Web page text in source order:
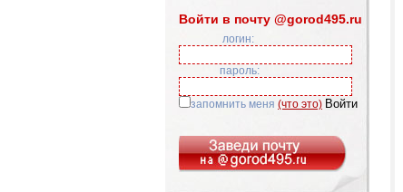
Войти в почту @gorod495.ru
логин:
пароль:
запомнить меня (что это)